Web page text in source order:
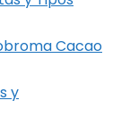
Cacao
y